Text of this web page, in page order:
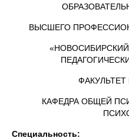
ВЫСШЕГО
КАФЕДРА ОБЩЕЙ
Специальность: